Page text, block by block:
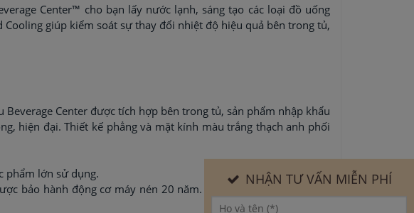
Center™ cho bạn lấy nước lạnh, sáng tạo các loại đồ uống
giúp kiểm soát sự thay đổi nhiệt độ hiệu quả bên trong tủ,
Center được tích hợp bên trong tủ, sản phẩm nhập khẩu
hiện đại. Thiết kế phẳng và mặt kính màu trắng thạch anh phối
phẩm lớn sử dụng.
bảo hành động cơ máy nén 20 năm. Các sản phẩm mua trước
NHẬN TƯ VẤN MIỄN PHÍ